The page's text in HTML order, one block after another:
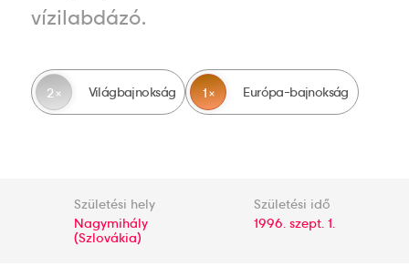
vízilabdázó.
2 Világbajnokság 1 Európa-bajnokság
Születési hely
Nagymihály
(Szlovákia)
Születési idő
1996. szept. 1.